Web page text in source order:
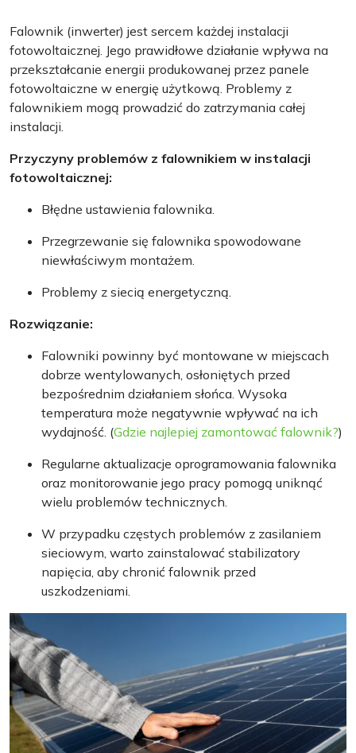
Falownik (inwerter) jest sercem każdej instalacji
fotowoltaicznej. Jego prawidłowe działanie wpływa na
przekształcanie energii produkowanej przez panele
fotowoltaiczne w energię użytkową. Problemy z
falownikiem mogą prowadzić do zatrzymania całej
instalacji.
Przyczyny problemów z falownikiem w instalacji
fotowoltaicznej:
Błędne ustawienia falownika.
Przegrzewanie się falownika spowodowane
niewłaściwym montażem.
Problemy z siecią energetyczną.
Rozwiązanie:
Falowniki powinny być montowane w miejscach
dobrze wentylowanych, osłoniętych przed
bezpośrednim działaniem słońca. Wysoka
temperatura może negatywnie wpływać na ich
wydajność. (Gdzie najlepiej zamontować falownik?)
Regularne aktualizacje oprogramowania falownika
oraz monitorowanie jego pracy pomogą uniknąć
wielu problemów technicznych.
W przypadku częstych problemów z zasilaniem
sieciowym, warto zainstalować stabilizatory
napięcia, aby chronić falownik przed
uszkodzeniami.